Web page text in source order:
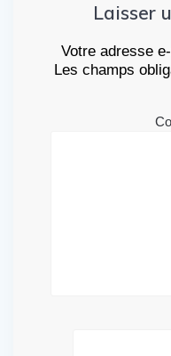
Laisser
Votre adresse
Les champs